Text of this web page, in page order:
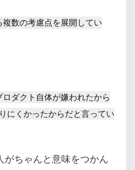
数の考慮点を展開してい
ダクト自体が嫌われたから
にくかったからだと言ってい
がちゃんと意味をつかん